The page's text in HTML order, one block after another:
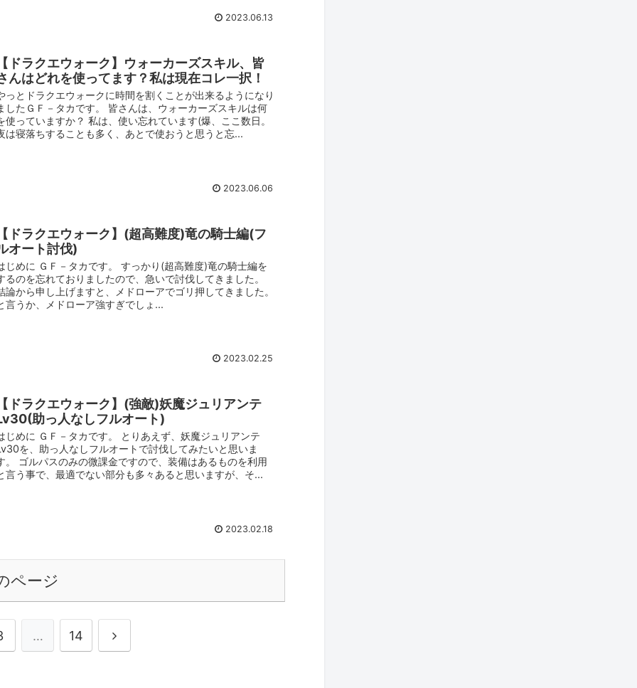
2023.06.13
ドラクエウォーク】ウォーカーズスキル、皆
んはどれを使ってます？私は現在コレ一択！
っとドラクエウォークに時間を割くことが出来るようになり
したＧＦ－タカです。 皆さんは、ウォーカーズスキルは何
使っていますか？ 私は、使い忘れています(爆、ここ数日。
は寝落ちすることも多く、あとで使おうと思うと忘...
2023.06.06
ドラクエウォーク】(超高難度)竜の騎士編(フ
オート討伐)
じめに ＧＦ－タカです。 すっかり(超高難度)竜の騎士編を
るのを忘れておりましたので、急いで討伐してきました。
論から申し上げますと、メドローアでゴリ押してきました。
言うか、メドローア強すぎでしょ...
2023.02.25
ドラクエウォーク】(強敵)妖魔ジュリアンテ
助っ人なしフルオート)
じめに ＧＦ－タカです。 とりあえず、妖魔ジュリアンテ
を、助っ人なしフルオートで討伐してみたいと思いま
。 ゴルパスのみの微課金ですので、装備はあるものを利用
言う事で、最適でない部分も多々あると思いますが、そ...
2023.02.18
ページ
… 14